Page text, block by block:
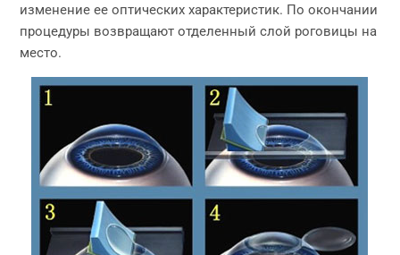
изменение ее оптических характеристик. По окончании
процедуры возвращают отделенный слой роговицы на
место.